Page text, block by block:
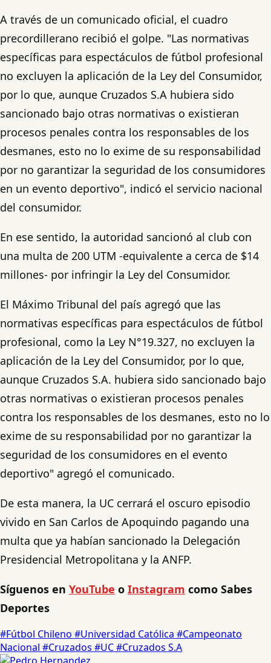
A través de un comunicado oficial, el cuadro
precordillerano recibió el golpe. "Las normativas
específicas para espectáculos de fútbol profesional
no excluyen la aplicación de la Ley del Consumidor,
por lo que, aunque Cruzados S.A hubiera sido
sancionado bajo otras normativas o existieran
procesos penales contra los responsables de los
desmanes, esto no lo exime de su responsabilidad
por no garantizar la seguridad de los consumidores
en un evento deportivo", indicó el servicio nacional
del consumidor.
En ese sentido, la autoridad sancionó al club con
una multa de 200 UTM -equivalente a cerca de $14
millones- por infringir la Ley del Consumidor.
El Máximo Tribunal del país agregó que las
normativas específicas para espectáculos de fútbol
profesional, como la Ley N°19.327, no excluyen la
aplicación de la Ley del Consumidor, por lo que,
aunque Cruzados S.A. hubiera sido sancionado bajo
otras normativas o existieran procesos penales
contra los responsables de los desmanes, esto no lo
exime de su responsabilidad por no garantizar la
seguridad de los consumidores en el evento
deportivo" agregó el comunicado.
De esta manera, la UC cerrará el oscuro episodio
vivido en San Carlos de Apoquindo pagando una
multa que ya habían sancionado la Delegación
Presidencial Metropolitana y la ANFP.
Síguenos en YouTube o Instagram como Sabes
Deportes
#Fútbol Chileno #Universidad Católica #Campeonato
Nacional #Cruzados #UC#Cruzados S.A